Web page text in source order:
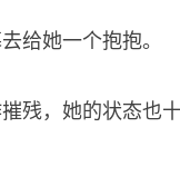
给她一个抱抱。
残，她的状态也